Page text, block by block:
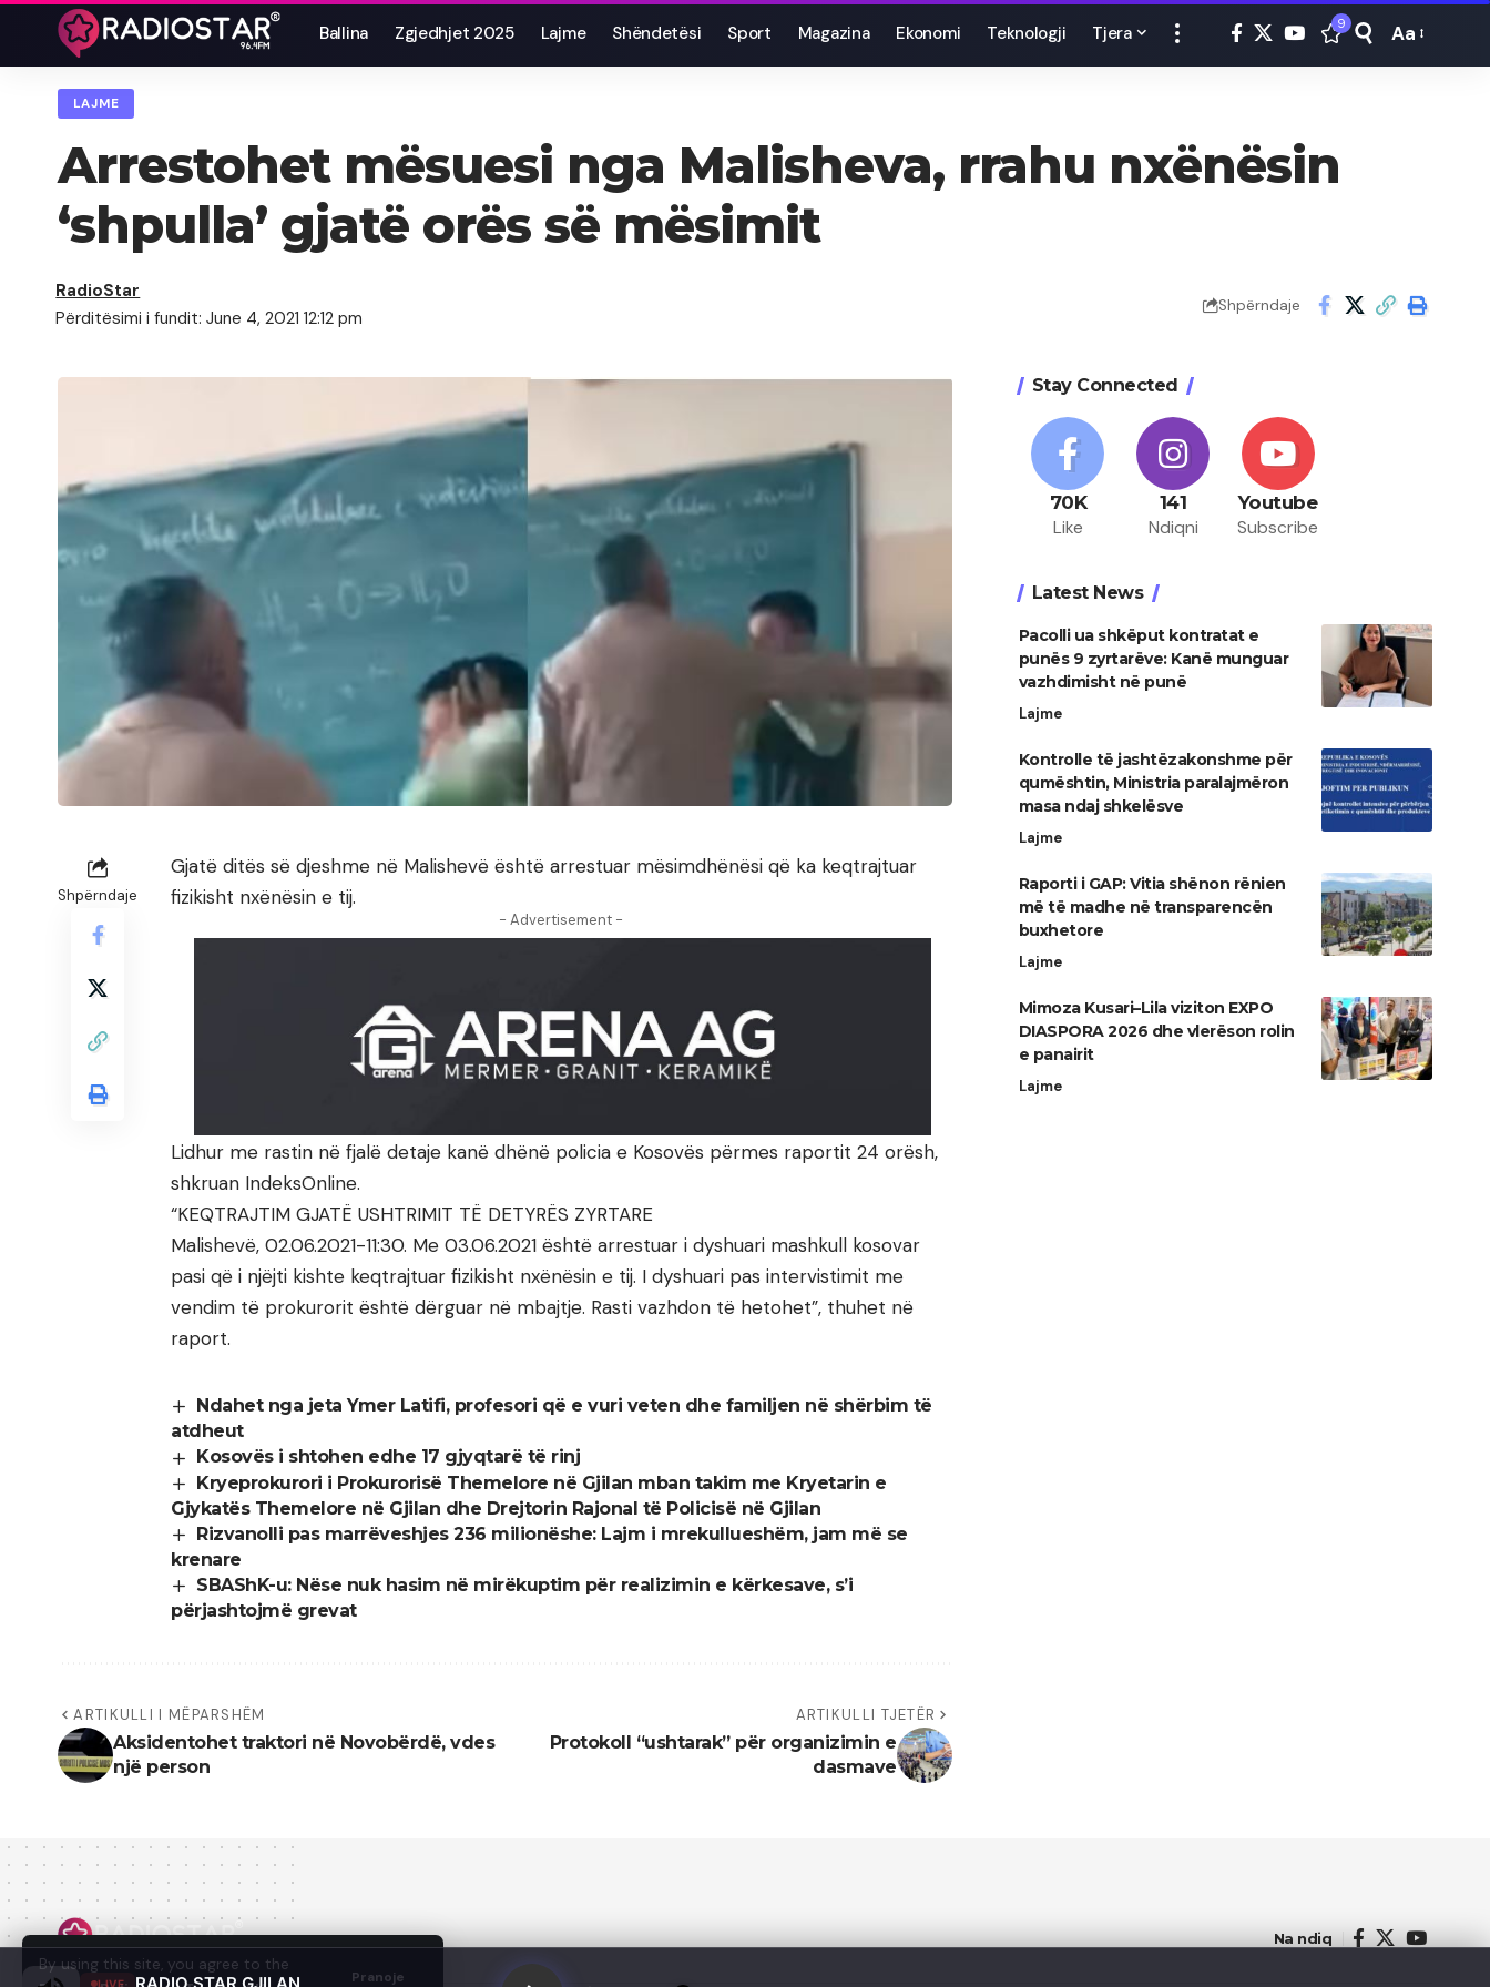
By using this site, you agree to the
Pranoje
Ballina Zgjedhjet 2025 Lajme Shëndetësi Sport Magazina Ekonomi Teknologji Tjera 9
Font
Aa
LAJME
Arrestohet mësuesi nga Malisheva, rrahu nxënësin
‘shpulla’ gjatë orës së mësimit
Përditësimi i fundit: June 4, 2021 12:12 pm
RadioStar
Shpërndaje
Shpërndaje
Gjatë ditës së djeshme në Malishevë është arrestuar mësimdhënësi që ka keqtrajtuar
fizikisht nxënësin e tij.
- Advertisement -
Lidhur me rastin në fjalë detaje kanë dhënë policia e Kosovës përmes raportit 24 orësh,
shkruan IndeksOnline.
“KEQTRAJTIM GJATË USHTRIMIT TË DETYRËS ZYRTARE
Malishevë, 02.06.2021-11:30. Me 03.06.2021 është arrestuar i dyshuari mashkull kosovar
pasi që i njëjti kishte keqtrajtuar fizikisht nxënësin e tij. I dyshuari pas intervistimit me
vendim të prokurorit është dërguar në mbajtje. Rasti vazhdon të hetohet”, thuhet në
raport.
Ndahet nga jeta Ymer Latifi, profesori që e vuri veten dhe familjen në shërbim të
atdheut
Kosovës i shtohen edhe 17 gjyqtarë të rinj
Kryeprokurori i Prokurorisë Themelore në Gjilan mban takim me Kryetarin e
Gjykatës Themelore në Gjilan dhe Drejtorin Rajonal të Policisë në Gjilan
Rizvanolli pas marrëveshjes 236 milionëshe: Lajm i mrekullueshëm, jam më se
krenare
SBAShK-u: Nëse nuk hasim në mirëkuptim për realizimin e kërkesave, s’i
përjashtojmë grevat
ARTIKULLI I MËPARSHËM
Aksidentohet traktori në Novobërdë, vdes
një person
ARTIKULLI TJETËR
Protokoll “ushtarak” për organizimin e
dasmave
Stay Connected
70K
Like
141
Ndiqni
Youtube
Subscribe
Latest News
Pacolli ua shkëput kontratat e
punës 9 zyrtarëve: Kanë munguar
vazhdimisht në punë
Lajme
Kontrolle të jashtëzakonshme për
qumështin, Ministria paralajmëron
masa ndaj shkelësve
Lajme
Raporti i GAP: Vitia shënon rënien
më të madhe në transparencën
buxhetore
Lajme
Mimoza Kusari–Lila viziton EXPO
DIASPORA 2026 dhe vlerëson rolin
e panairit
Lajme
Na ndiq
LIVE